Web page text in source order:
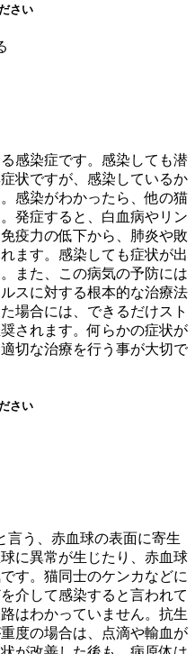
さい
感染症です。感染しても潜
状ですが、感染しているか
感染がわかったら、他の猫
発症すると、白血病やリン
疫力の低下から、肺炎や敗
ます。感染しても症状が出
また、この病気の予防には
スに対する根本的な治療法
場合には、できるだけスト
されます。何らかの症状が
切な治療を行う事が大切で
さい
言う、赤血球の表面に寄生
に異常が生じたり、赤血球
す。猫同士のケンカなどに
介して感染すると言われて
はわかっていません。抗生
度の場合は、点滴や輸血が